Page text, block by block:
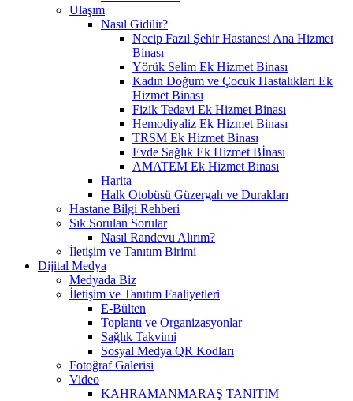
Ulaşım
Nasıl Gidilir?
Necip Fazıl Şehir Hastanesi Ana Hizmet
Binası
Yörük Selim Ek Hizmet Binası
Kadın Doğum ve Çocuk Hastalıkları Ek
Hizmet Binası
Fizik Tedavi Ek Hizmet Binası
Hemodiyaliz Ek Hizmet Binası
TRSM Ek Hizmet Binası
Evde Sağlık Ek Hizmet Bİnası
AMATEM Ek Hizmet Binası
Harita
Halk Otobüsü Güzergah ve Durakları
Hastane Bilgi Rehberi
Sık Sorulan Sorular
Nasıl Randevu Alırım?
İletişim ve Tanıtım Birimi
Dijital Medya
Medyada Biz
İletişim ve Tanıtım Faaliyetleri
E-Bülten
Toplantı ve Organizasyonlar
Sağlık Takvimi
Sosyal Medya QR Kodları
Fotoğraf Galerisi
Video
KAHRAMANMARAŞ TANITIM